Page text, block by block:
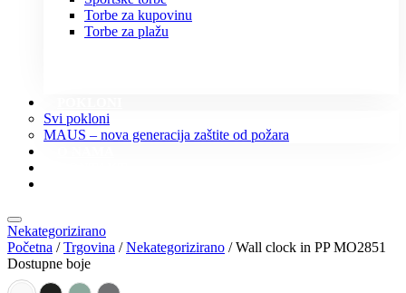
Torbe za kupovinu
Torbe za plažu
Svi pokloni
MAUS – nova generacija zaštite od požara
Nekategorizirano
Početna /Trgovina /Nekategorizirano / Wall clock in PP MO2851
Dostupne boje